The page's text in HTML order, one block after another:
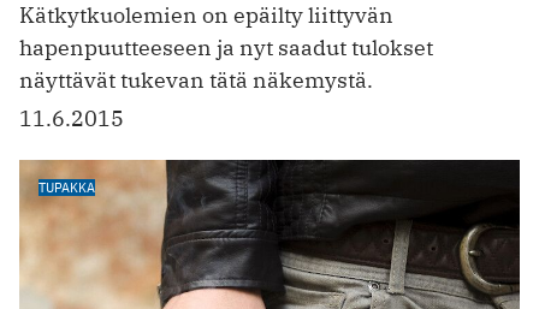
Kätkytkuolemien on epäilty liittyvän
hapenpuutteeseen ja nyt saadut tulokset
näyttävät tukevan tätä näkemystä.
11.6.2015
TUPAKKA